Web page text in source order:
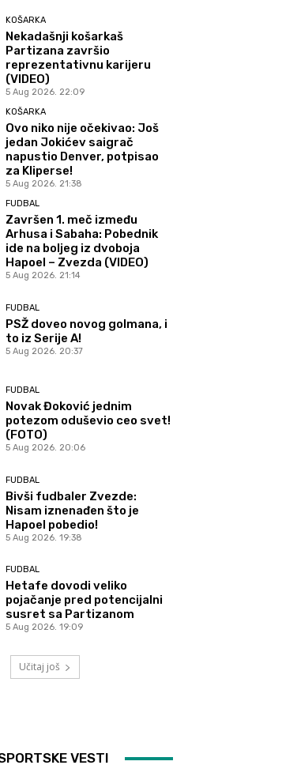
KOŠARKA
Nekadašnji košarkaš
Partizana završio
reprezentativnu karijeru
(VIDEO)
5 Aug 2026. 22:09
KOŠARKA
Ovo niko nije očekivao: Još
jedan Jokićev saigrač
napustio Denver, potpisao
za Kliperse!
5 Aug 2026. 21:38
FUDBAL
Završen 1. meč između
Arhusa i Sabaha: Pobednik
ide na boljeg iz dvoboja
Hapoel – Zvezda (VIDEO)
5 Aug 2026. 21:14
FUDBAL
PSŽ doveo novog golmana, i
to iz Serije A!
5 Aug 2026. 20:37
FUDBAL
Novak Đoković jednim
potezom oduševio ceo svet!
(FOTO)
5 Aug 2026. 20:06
FUDBAL
Bivši fudbaler Zvezde:
Nisam iznenađen što je
Hapoel pobedio!
5 Aug 2026. 19:38
FUDBAL
Hetafe dovodi veliko
pojačanje pred potencijalni
susret sa Partizanom
5 Aug 2026. 19:09
Učitaj još